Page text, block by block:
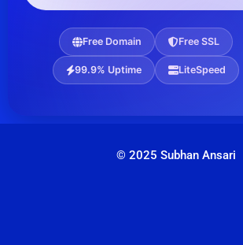
Free Domain Free SSL
99.9% Uptime LiteSpeed
© 2025 Subhan Ansari